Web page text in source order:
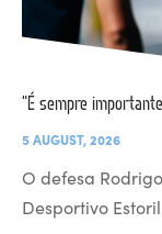
“É sempre
5 AUGUST, 2026
O defesa
Desportivo